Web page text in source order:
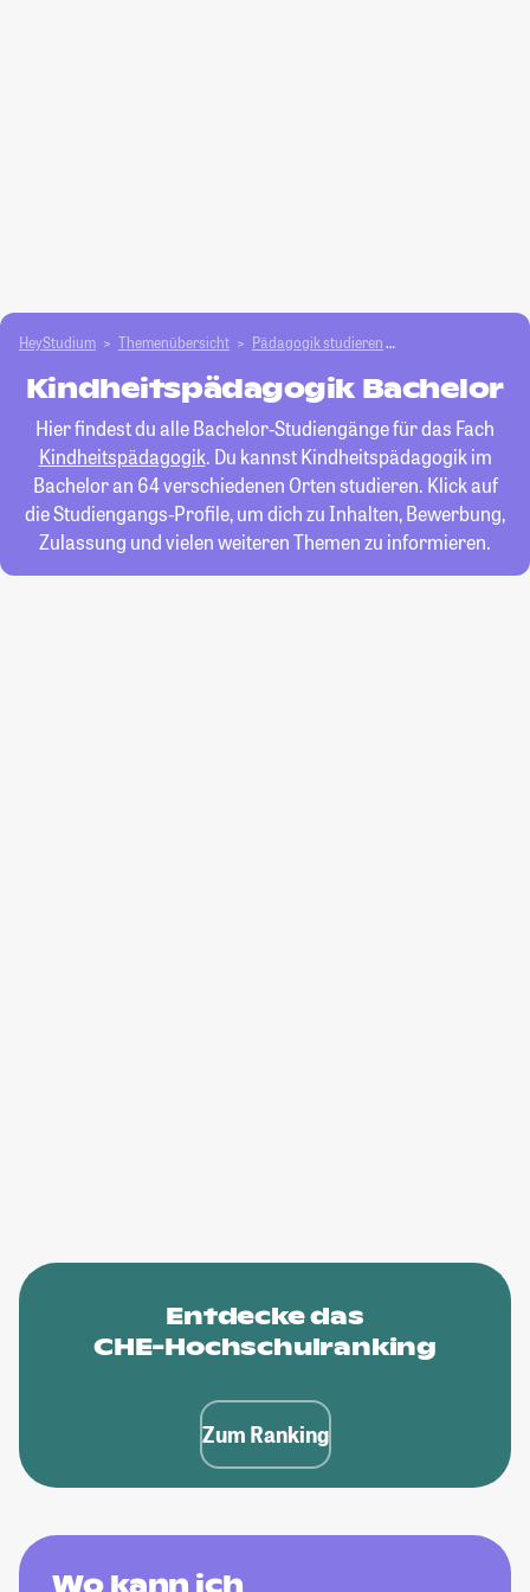
HeyStudium Themenübersicht Pädagogik studieren
Kindheitspädagogik Bachelor
Hier findest du alle Bachelor-Studiengänge für das Fach
Kindheitspädagogik. Du kannst Kindheitspädagogik im
Bachelor an 64 verschiedenen Orten studieren. Klick auf
die Studiengangs-Profile, um dich zu Inhalten, Bewerbung,
Zulassung und vielen weiteren Themen zu informieren.
Entdecke das
CHE-Hochschulranking
Zum Ranking
Wo kann ich